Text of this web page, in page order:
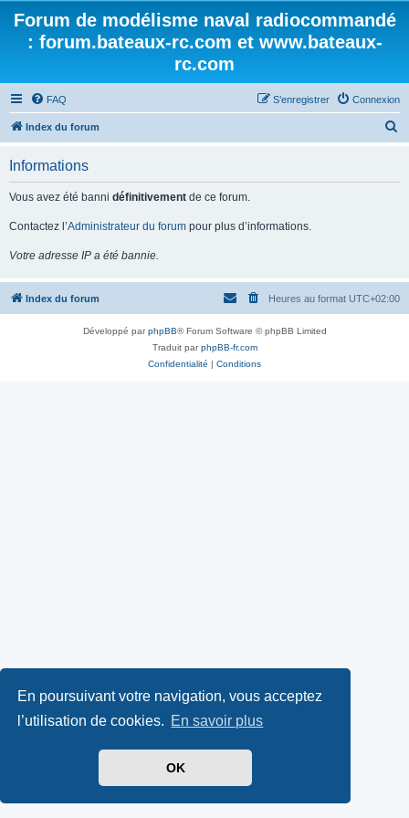
En poursuivant votre navigation, vous acceptez
l’utilisation de cookies. En savoir plus
OK
Forum de modélisme naval radiocommandé
: forum.bateaux-rc.com et www.bateaux-
rc.com
FAQ Connexion
S’enregistrer
Index du forum
e
Informations
Vous avez été banni définitivement de ce forum.
Contactez l’Administrateur du forum pour plus d’informations.
Votre adresse IP a été bannie.
Index du forum Heures au format UTC+02:00
Développé parphpBB® Forum Software © phpBB Limited
Traduit parphpBB-fr.com
Confidentialité | Conditions